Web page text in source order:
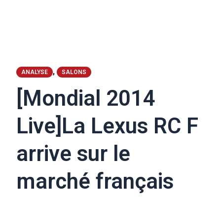
ANALYSE , SALONS
[Mondial 2014
Live]La Lexus RC F
arrive sur le
marché français